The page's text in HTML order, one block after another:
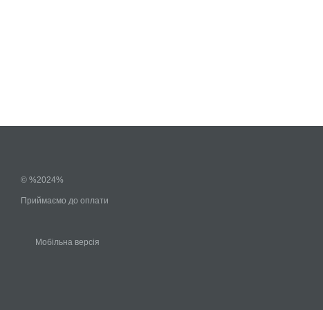
© %2024%
Приймаємо до оплати
Мобільна версія